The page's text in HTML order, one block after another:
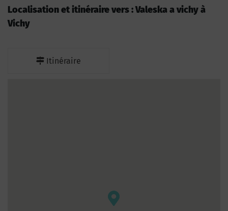
Localisation et itinéraire vers : Valeska a vichy à
Vichy
Itinéraire